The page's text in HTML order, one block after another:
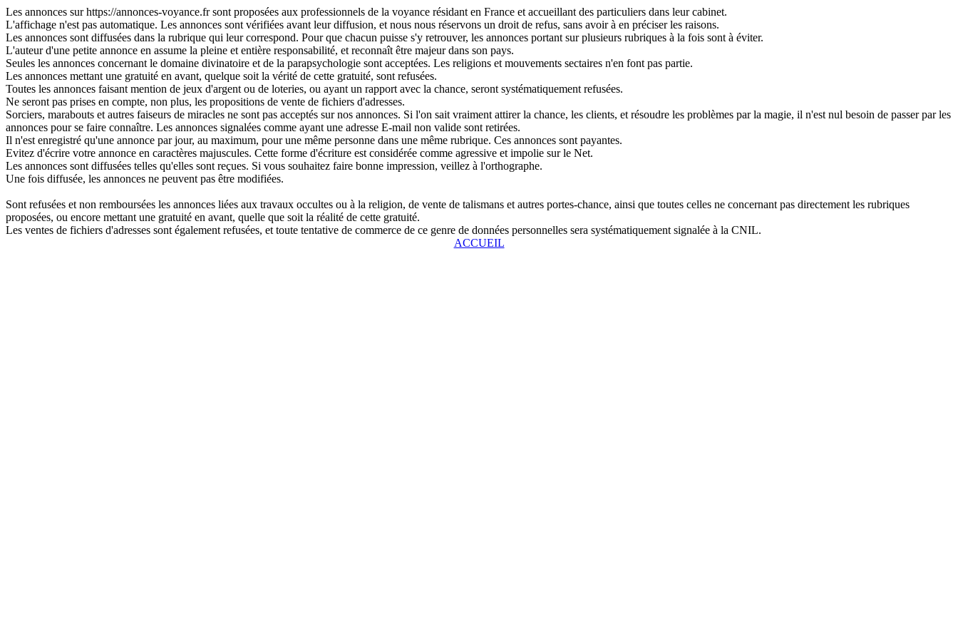
Les annonces sur https://annonces-voyance.fr sont proposées aux professionnels de la voyance résidant en France et accueillant des particuliers dans leur cabinet.
L'affichage n'est pas automatique. Les annonces sont vérifiées avant leur diffusion, et nous nous réservons un droit de refus, sans avoir à en préciser les raisons.
Les annonces sont diffusées dans la rubrique qui leur correspond. Pour que chacun puisse s'y retrouver, les annonces portant sur plusieurs rubriques à la fois sont à éviter.
L'auteur d'une petite annonce en assume la pleine et entière responsabilité, et reconnaît être majeur dans son pays.
Seules les annonces concernant le domaine divinatoire et de la parapsychologie sont acceptées. Les religions et mouvements sectaires n'en font pas partie.
Les annonces mettant une gratuité en avant, quelque soit la vérité de cette gratuité, sont refusées.
Toutes les annonces faisant mention de jeux d'argent ou de loteries, ou ayant un rapport avec la chance, seront systématiquement refusées.
Ne seront pas prises en compte, non plus, les propositions de vente de fichiers d'adresses.
Sorciers, marabouts et autres faiseurs de miracles ne sont pas acceptés sur nos annonces. Si l'on sait vraiment attirer la chance, les clients, et résoudre les problèmes par la magie, il n'est nul besoin de passer par les
annonces pour se faire connaître. Les annonces signalées comme ayant une adresse E-mail non valide sont retirées.
Il n'est enregistré qu'une annonce par jour, au maximum, pour une même personne dans une même rubrique. Ces annonces sont payantes.
Evitez d'écrire votre annonce en caractères majuscules. Cette forme d'écriture est considérée comme agressive et impolie sur le Net.
Les annonces sont diffusées telles qu'elles sont reçues. Si vous souhaitez faire bonne impression, veillez à l'orthographe.
Une fois diffusée, les annonces ne peuvent pas être modifiées.
Sont refusées et non remboursées les annonces liées aux travaux occultes ou à la religion, de vente de talismans et autres portes-chance, ainsi que toutes celles ne concernant pas directement les rubriques
proposées, ou encore mettant une gratuité en avant, quelle que soit la réalité de cette gratuité.
Les ventes de fichiers d'adresses sont également refusées, et toute tentative de commerce de ce genre de données personnelles sera systématiquement signalée à la CNIL.
ACCUEIL